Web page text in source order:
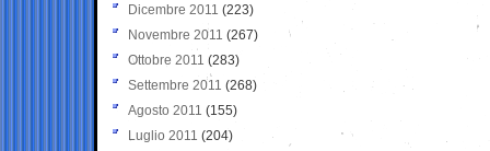
Dicembre 2011 (223)
Novembre 2011 (267)
Ottobre 2011 (283)
Settembre 2011 (268)
Agosto 2011 (155)
Luglio 2011 (204)